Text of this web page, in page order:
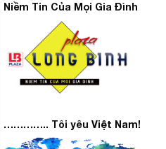
Niềm Tin Của Mọi Gia Đình
………….. Tôi yêu Việt Nam!